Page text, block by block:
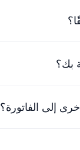
بك؟
إلى الفاتورة؟